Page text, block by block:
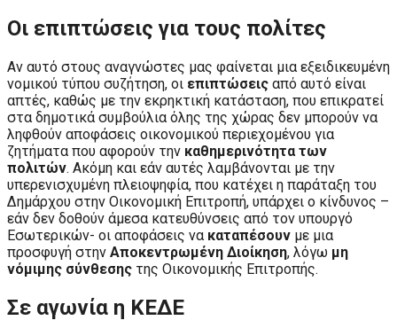
Οι επιπτώσεις για τους πολίτες
Αν αυτό στους αναγνώστες μας φαίνεται μια εξειδικευμένη
νομικού τύπου συζήτηση, οι επιπτώσεις από αυτό είναι
απτές, καθώς με την εκρηκτική κατάσταση, που επικρατεί
στα δημοτικά συμβούλια όλης της χώρας δεν μπορούν να
ληφθούν αποφάσεις οικονομικού περιεχομένου για
ζητήματα που αφορούν την καθημερινότητα των
πολιτών. Ακόμη και εάν αυτές λαμβάνονται με την
υπερενισχυμένη πλειοψηφία, που κατέχει η παράταξη του
Δημάρχου στην Οικονομική Επιτροπή, υπάρχει ο κίνδυνος –
εάν δεν δοθούν άμεσα κατευθύνσεις από τον υπουργό
Εσωτερικών- οι αποφάσεις να καταπέσουν με μια
προσφυγή στην Αποκεντρωμένη Διοίκηση, λόγω μη
νόμιμης σύνθεσης της Οικονομικής Επιτροπής.
Σε αγωνία η ΚΕΔΕ